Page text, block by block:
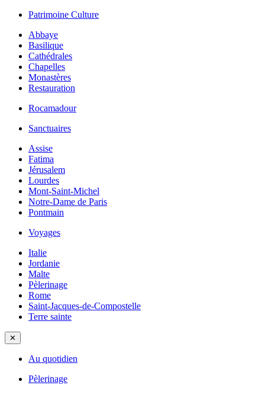
Patrimoine Culture
Abbaye
Basilique
Cathédrales
Chapelles
Monastères
Restauration
Rocamadour
Sanctuaires
Assise
Fatima
Jérusalem
Lourdes
Mont-Saint-Michel
Notre-Dame de Paris
Pontmain
Voyages
Italie
Jordanie
Malte
Pèlerinage
Rome
Saint-Jacques-de-Compostelle
Terre sainte
✕
Au quotidien
Pèlerinage